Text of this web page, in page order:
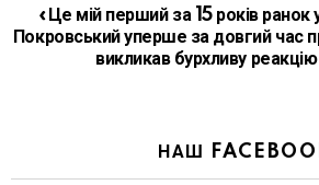
«Це мій перший за 15 років ранок
Покровський уперше за довгий час
викликав бурхливу
НАШ